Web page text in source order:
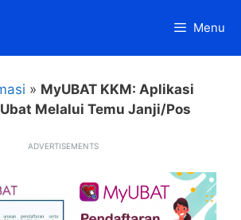
Menu
» MyUBAT KKM: Aplikasi
Melalui Temu Janji/Pos
ADVERTISEMENTS